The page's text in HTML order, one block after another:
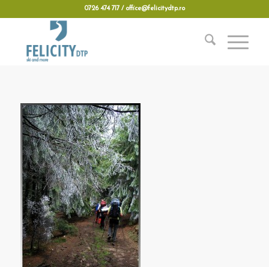
0726 474 717 / office@felicitydtp.ro